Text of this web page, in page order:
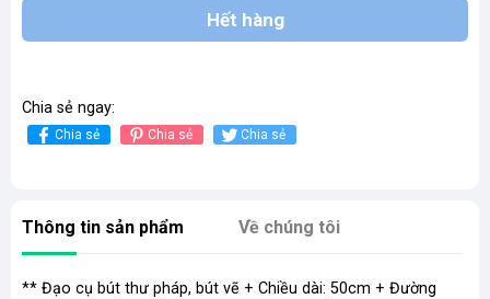
Hết hàng
Chia sẻ ngay:
Chia sẻ Chia sẻ Chia sẻ
Thông tin sản phẩm Về chúng tôi
** Đạo cụ bút thư pháp, bút vẽ + Chiều dài: 50cm + Đường